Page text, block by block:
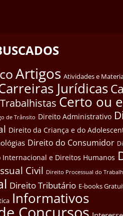
Artigos Atividades e
Jurídicas
Certo ou
de Trânsito Direito Administrativo
Direito da Criança e do
Direito do Consumidor
Internacional e Direitos Humanos
Civil Direito Processual do
Direito Tributário E-books
Informativos